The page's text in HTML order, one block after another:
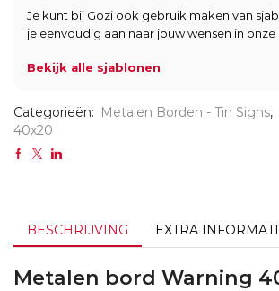
aantal
Je kunt bij Gozi ook gebruik maken van
je eenvoudig aan naar jouw wensen in
Bekijk alle sjablonen
Categorieën: Metalen Borden - Tin Signs,
40x20
BESCHRIJVING EXTRA
Metalen bord Warning